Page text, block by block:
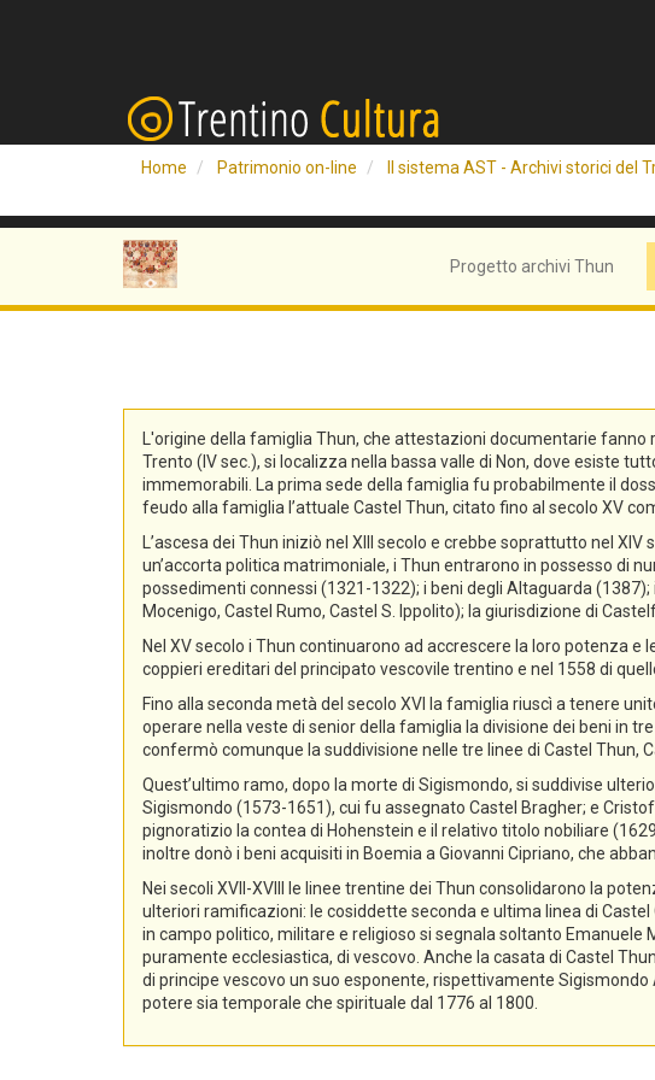
Home Patrimonio on-line Il sistema AST - Archivi storici del
Progetto archivi Thun
L'origine della famiglia Thun, che attestazioni documentarie
Trento (IV sec.), si localizza nella bassa valle di Non, dove esiste
immemorabili. La prima sede della famiglia fu probabilmente il
feudo alla famiglia l’attuale Castel Thun, citato fino al secolo XV
L’ascesa dei Thun iniziò nel XIII secolo e crebbe soprattutto nel
un’accorta politica matrimoniale, i Thun entrarono in possesso di
possedimenti connessi (1321-1322); i beni degli Altaguarda
Mocenigo, Castel Rumo, Castel S. Ippolito); la giurisdizione di
Nel XV secolo i Thun continuarono ad accrescere la loro potenza
coppieri ereditari del principato vescovile trentino e nel 1558 di
Fino alla seconda metà del secolo XVI la famiglia riuscì a tenere
operare nella veste di senior della famiglia la divisione dei beni in
confermò comunque la suddivisione nelle tre linee di Castel Thun,
Quest’ultimo ramo, dopo la morte di Sigismondo, si suddivise
Sigismondo (1573-1651), cui fu assegnato Castel Bragher; e
pignoratizio la contea di Hohenstein e il relativo titolo nobiliare
inoltre donò i beni acquisiti in Boemia a Giovanni Cipriano, che
Nei secoli XVII-XVIII le linee trentine dei Thun consolidarono la
ulteriori ramificazioni: le cosiddette seconda e ultima linea di
in campo politico, militare e religioso si segnala soltanto Emanuele
puramente ecclesiastica, di vescovo. Anche la casata di Castel
di principe vescovo un suo esponente, rispettivamente
potere sia temporale che spirituale dal 1776 al 1800.